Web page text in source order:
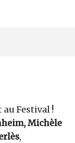
au Festival !
Michèle
,